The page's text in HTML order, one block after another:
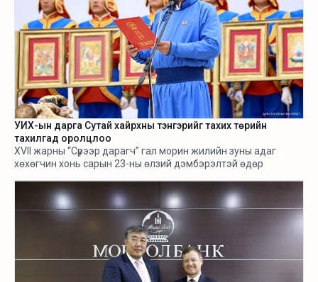
УИХ-ын дарга Сутай хайрхны тэнгэрийг тахих төрийн
тахилгад оролцлоо
XVII жарны “Сүрээр дарагч” гал морин жилийн зуны адаг
хөхөгчин хонь сарын 23-ны өлзий дэмбэрэлтэй өдөр
боллоо.